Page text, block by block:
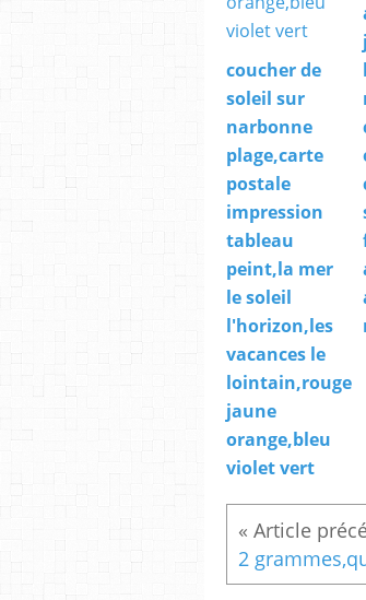
coucher de
soleil sur
narbonne
plage,carte
postale
impression
tableau
peint,la mer
le soleil
l'horizon,les
vacances le
lointain,rouge
jaune
orange,bleu
violet vert